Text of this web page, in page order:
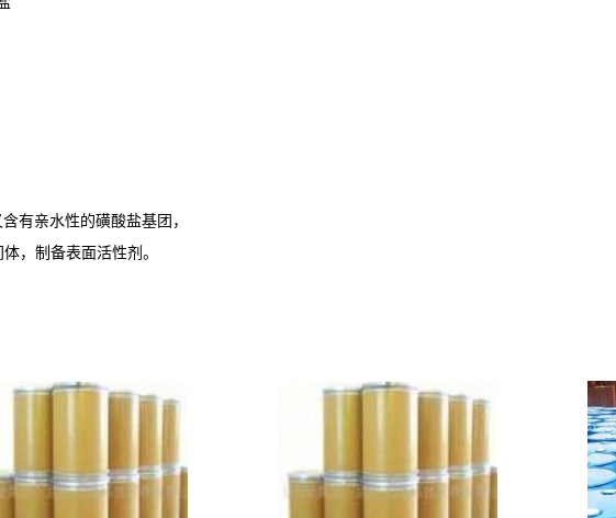
有亲水性的磺酸盐基团，
，制备表面活性剂。